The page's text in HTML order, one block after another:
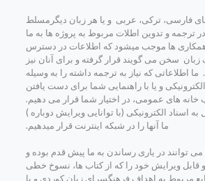
فارسی، ترکی، عربی و یا هر زبان دیگرمسلط
ترجمه و تدوین اطلات مربوط به پروژه ها به ما
همکاری ها موجب میشود که اطلاعات در دسترس
زبان سخن می گویند قرار گرفته و برای آنان نیز
اطلاعاتی که نیاز به ترجمه داشته را به وسیله
و یا با راهنمایی شما برای دست یافتن
خانه های عمومی، در اختیار شما قرار می دهیم.
اسناد الکترونیکی (با توانایی ویرایش دوباره )
ما آنها را در شبکه اینترنت قرار میدهیم.
می توانند در یاری رساندن به ما پیش قدم بوده و
و قابل ویرایش خود را که از کتاب ها، نسوخ خطی
مربوط به اهداف فرهنگسرای زبان کوردی و یا